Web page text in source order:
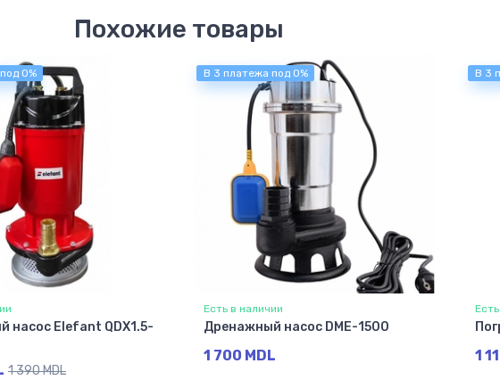
Похожие товары
0%
насос Elefant QDX1.5-
1 390 MDL
В 3 платежа под 0%
Есть в наличии
Дренажный насос DME-1500
1 700 MDL
В 3
1